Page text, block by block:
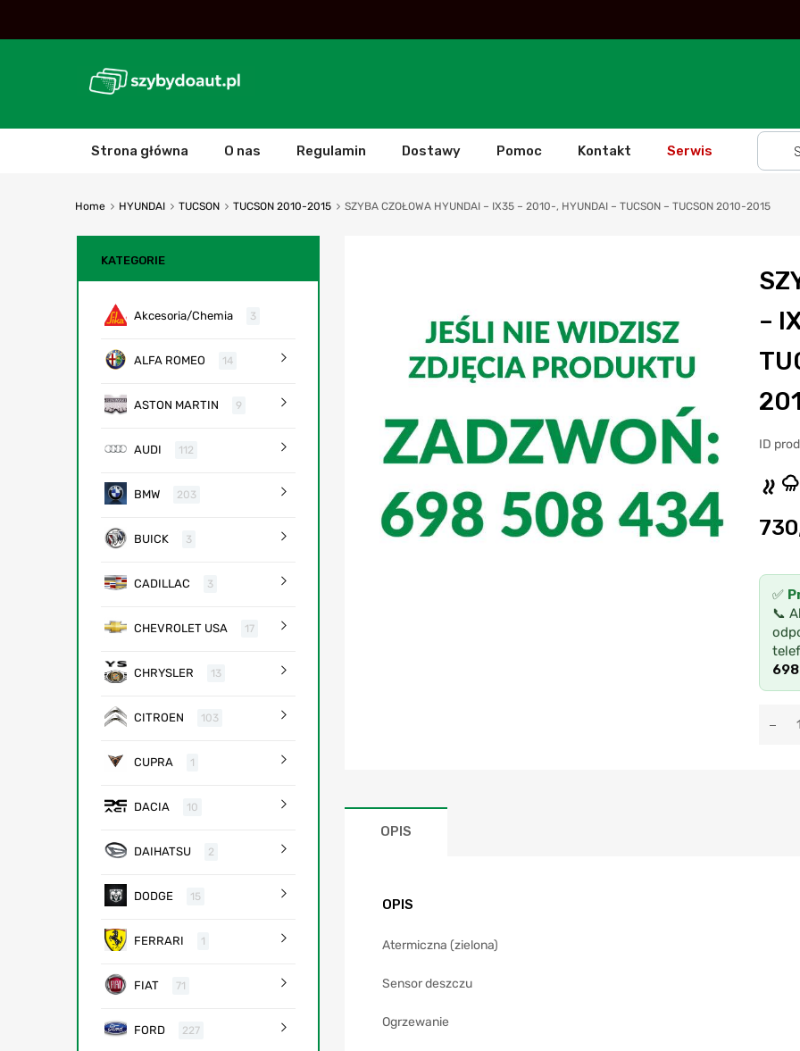
Strona główna O nas Regulamin Dostawy Pomoc Kontakt Serwis
Home HYUNDAI TUCSON TUCSON 2010-2015 SZYBA CZOŁOWA HYUNDAI – IX35 – 2010-, HYUNDAI – TUCSON – TUCSON 2010-2015
–
ID
✅
📞
OPIS
OPIS
Atermiczna (zielona)
Sensor deszczu
Ogrzewanie
KATEGORIE
Akcesoria/Chemia 3
ALFA ROMEO 14
ASTON MARTIN 9
AUDI 112
BMW 203
BUICK 3
CADILLAC 3
CHEVROLET USA 17
CHRYSLER 13
CITROEN 103
CUPRA 1
DACIA 10
DAIHATSU 2
DODGE 15
FERRARI 1
FIAT 71
FORD 227